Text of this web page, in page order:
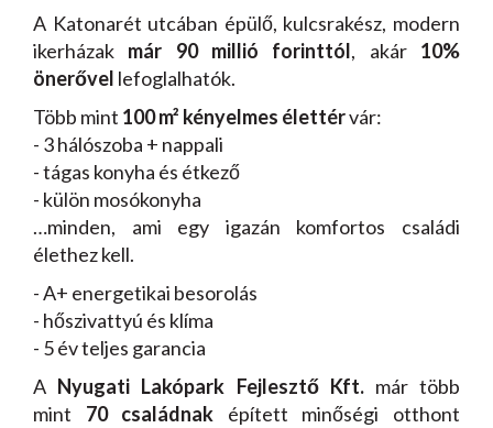
A Katonarét utcában épülő, kulcsrakész, modern
ikerházak már 90 millió forinttól, akár 10%
önerővel lefoglalhatók.
Több mint 100 m² kényelmes élettérvár:
- 3 hálószoba + nappali
- tágas konyha és étkező
- külön mosókonyha
…minden, ami egy igazán komfortos családi
élethez kell.
- A+ energetikai besorolás
- hőszivattyú és klíma
- 5 év teljes garancia
A Nyugati Lakópark Fejlesztő Kft.már több
mint 70 családnak épített minőségi otthont